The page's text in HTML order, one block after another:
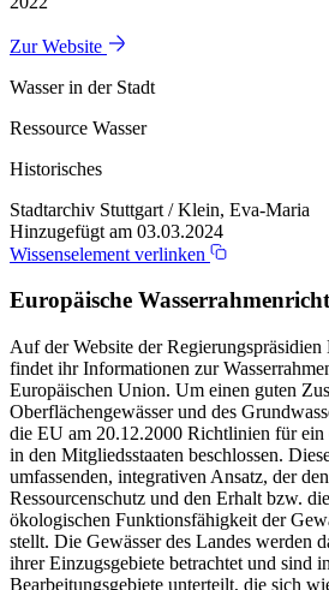
Zur Website
Wasser in der Stadt
Ressource Wasser
Historisches
Stadtarchiv Stuttgart / Klein, Eva-Maria
Hinzugefügt am 03.03.2024
Wissenselement verlinken
Europäische
Auf der Website der
findet ihr Informationen zur
Europäischen Union. Um einen guten
Oberflächengewässer und des
die EU am 20.12.2000 Richtlinien für ein
in den Mitgliedsstaaten beschlossen.
umfassenden, integrativen Ansatz, der
Ressourcenschutz und den Erhalt bzw.
ökologischen Funktionsfähigkeit der
stellt. Die Gewässer des Landes werden
ihrer Einzugsgebiete betrachtet und sind
Bearbeitungsgebiete unterteilt, die sich